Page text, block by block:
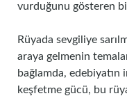
vurduğunu gösteren
Rüyada sevgiliye
araya gelmenin
bağlamda,
keşfetme gücü, bu